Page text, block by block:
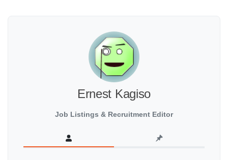
Ernest Kagiso
Job Listings & Recruitment Editor